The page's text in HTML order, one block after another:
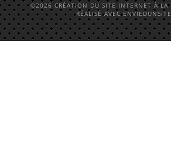
©2026 CRÉATION DU SITE INTERNET À LA
RÉALISÉ AVEC